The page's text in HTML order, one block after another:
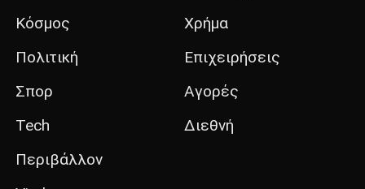
Κόσμος
Πολιτική
Σπορ
Tech
Περιβάλλον
Χρήμα
Επιχειρήσεις
Αγορές
Διεθνή